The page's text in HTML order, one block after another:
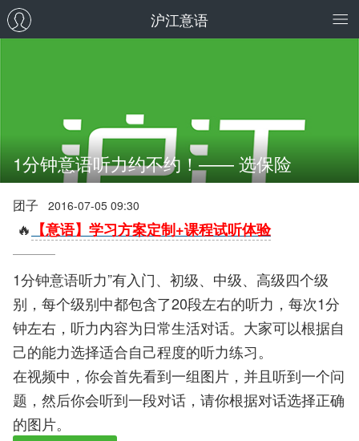
沪江意语
1分钟意语听力约不约！—— 选保险
团子 2016-07-05 09:30
🔥 【意语】学习方案定制+课程试听体验
1分钟意语听力”有入门、初级、中级、高级四个级
别，每个级别中都包含了20段左右的听力，每次1分
钟左右，听力内容为日常生活对话。大家可以根据自
己的能力选择适合自己程度的听力练习。
在视频中，你会首先看到一组图片，并且听到一个问
题，然后你会听到一段对话，请你根据对话选择正确
的图片。